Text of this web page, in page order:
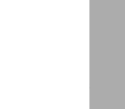
recommandés
connaitre le prix